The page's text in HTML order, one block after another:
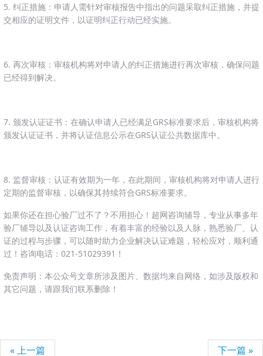
5. 纠正措施：申请人需针对审核报告中指出的问题采取纠正措施，并提
交相应的证明文件，以证明纠正行动已经实施。
6. 再次审核：审核机构将对申请人的纠正措施进行再次审核，确保问题
已经得到解决。
7. 颁发认证证书：在确认申请人已经满足GRS标准要求后，审核机构将
颁发认证证书，并将认证信息公示在GRS认证公共数据库中。
8. 监督审核：认证有效期为一年，在此期间，审核机构将对申请人进行
定期的监督审核，以确保其持续符合GRS标准要求。
如果你还在担心验厂过不了？不用担心！超网咨询辅导，专业从事多年
验厂辅导以及认证咨询工作，有着丰富的经验以及人脉，熟悉验厂、认
证的过程与步骤，可以随时助力企业解决认证难题，轻松应对，顺利通
过！咨询电话：021-51029391！
免责声明：本公众号文章所涉及图片、数据均来自网络，如涉及版权和
其它问题，请跟我们联系删除！
« 上一篇 下一篇 »